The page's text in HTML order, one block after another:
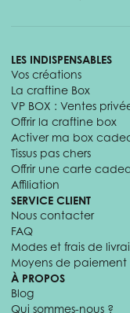
LES INDISPENSABLES
Vos créations
La craftine Box
VP BOX : Ventes
Offrir la craftine box
Activer ma box
Tissus pas chers
Offrir une carte
Affiliation
SERVICE CLIENT
Nous contacter
FAQ
Modes et frais de
Moyens de paiement
À PROPOS
Blog
Qui sommes-nous ?